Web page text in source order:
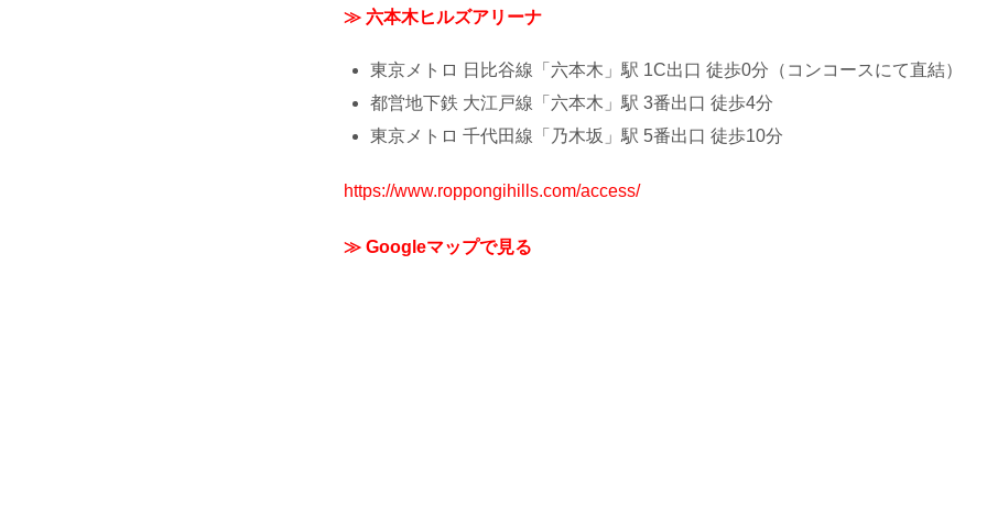
≫ 六本木ヒルズアリーナ
東京メトロ 日比谷線「六本木」駅 1C出口 徒歩0分（コンコースにて直結）
都営地下鉄 大江戸線「六本木」駅 3番出口 徒歩4分
東京メトロ 千代田線「乃木坂」駅 5番出口 徒歩10分
https://www.roppongihills.com/access/
≫ Googleマップで見る